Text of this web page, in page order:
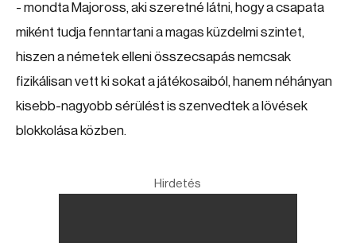
- mondta Majoross, aki szeretné látni, hogy a csapata
miként tudja fenntartani a magas küzdelmi szintet,
hiszen a németek elleni összecsapás nemcsak
fizikálisan vett ki sokat a játékosaiból, hanem néhányan
kisebb-nagyobb sérülést is szenvedtek a lövések
blokkolása közben.
Hirdetés